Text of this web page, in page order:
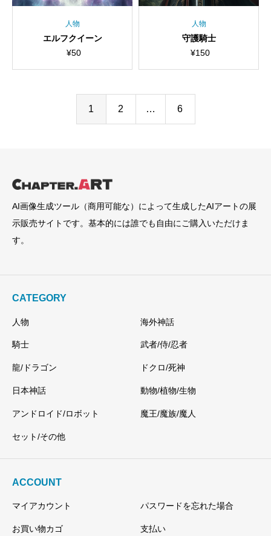
人物
エルフクイーン
¥50
人物
守護騎士
¥150
1 2 … 6
AI画像生成ツール（商用可能な）によって生成したAIアートの展
示販売サイトです。基本的には誰でも自由にご購入いただけま
す。
CATEGORY
人物 海外神話
騎士 武者/侍/忍者
龍/ドラゴン ドクロ/死神
日本神話 動物/植物/生物
アンドロイド/ロボット 魔王/魔族/魔人
セット/その他
ACCOUNT
マイアカウント パスワードを忘れた場合
お買い物カゴ 支払い